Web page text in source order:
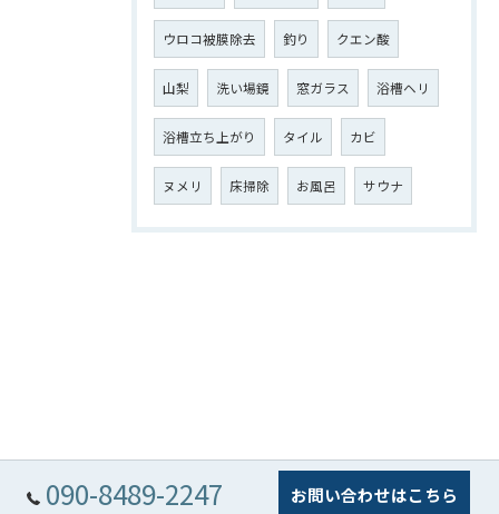
ウロコ被膜除去 釣り クエン酸
山梨 洗い場鏡 窓ガラス 浴槽ヘリ
浴槽立ち上がり タイル カビ
ヌメリ 床掃除 お風呂 サウナ
090-8489-2247 お問い合わせはこちら